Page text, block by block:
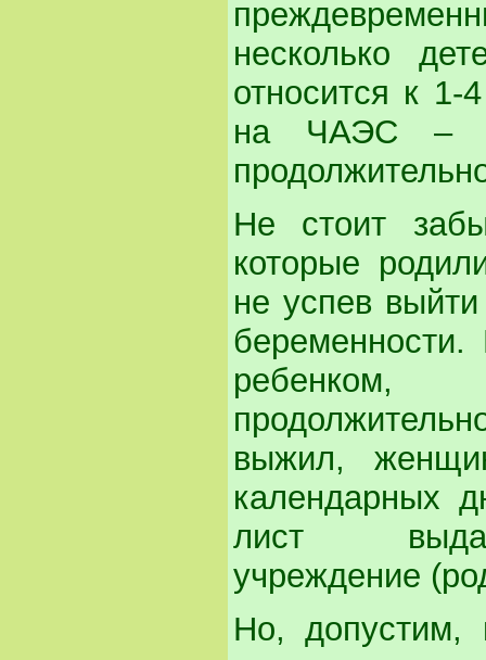
несколько
относится к 1-
на ЧАЭС –
Не стоит
которые
не успев
выжил,
календарных
лист
учреждение
Но, допустим,